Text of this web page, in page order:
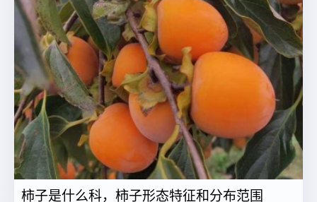
柿子是什么科，柿子形态特征和分布范围